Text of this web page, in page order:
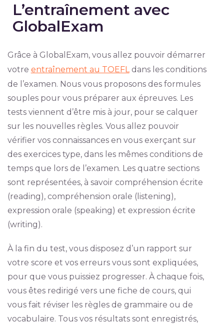
L’entraînement avec
GlobalExam
Grâce à GlobalExam, vous allez pouvoir démarrer
votre entraînement au TOEFLdans les conditions
de l’examen. Nous vous proposons des formules
souples pour vous préparer aux épreuves. Les
tests viennent d’être mis à jour, pour se calquer
sur les nouvelles règles. Vous allez pouvoir
vérifier vos connaissances en vous exerçant sur
des exercices type, dans les mêmes conditions de
temps que lors de l’examen. Les quatre sections
sont représentées, à savoir compréhension écrite
(reading), compréhension orale (listening),
expression orale (speaking) et expression écrite
(writing).
À la fin du test, vous disposez d’un rapport sur
votre score et vos erreurs vous sont expliquées,
pour que vous puissiez progresser. À chaque fois,
vous êtes redirigé vers une fiche de cours, qui
vous fait réviser les règles de grammaire ou de
vocabulaire. Tous vos résultats sont enregistrés,